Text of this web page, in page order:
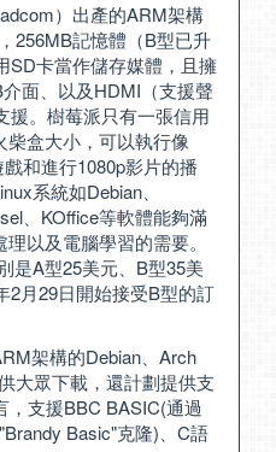
）出產的ARM架構
256MB記憶體（B型已升
SD卡當作儲存媒體，且擁
面、以及HDMI（支援聲
援。樹莓派只有一張信用
盒大小，可以執行像
和進行1080p影片的播
系統如Debian、
、KOffice等軟體能夠滿
以及電腦學習的需要。
是A型25美元、B型35美
2月29日開始接受B型的訂
架構的Debian、Arch
大眾下載，還計劃提供支
，支援BBC BASIC(通過
Basic"克隆)、C語